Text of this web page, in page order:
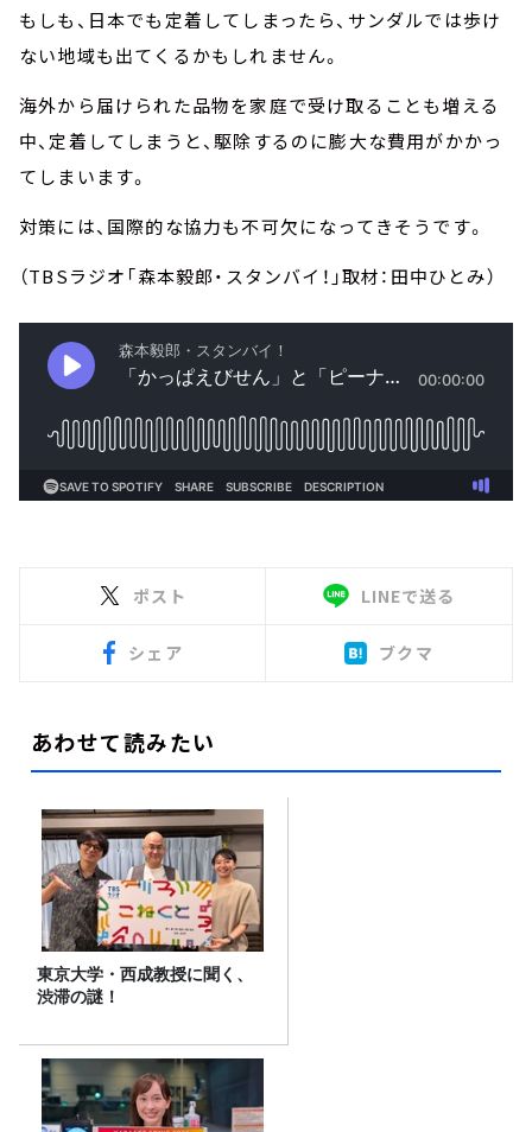
もしも、日本でも定着してしまったら、サンダルでは歩け
ない地域も出てくるかもしれません。
海外から届けられた品物を家庭で受け取ることも増える
中、定着してしまうと、駆除するのに膨大な費用がかかっ
てしまいます。
対策には、国際的な協力も不可欠になってきそうです。
（TBSラジオ「森本毅郎・スタンバイ！」取材：田中ひとみ）
ポスト LINEで送る
シェア ブクマ
あわせて読みたい
東京大学・西成教授に聞く、
渋滞の謎！